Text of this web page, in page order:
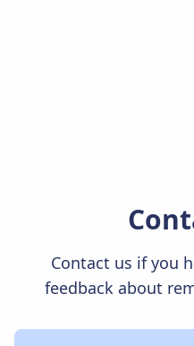
Contact us if you
feedback about